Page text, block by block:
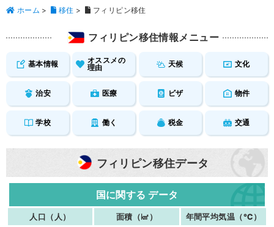
ホーム > 移住 > フィリピン移住
フィリピン移住情報メニュー
基本情報 オススメの
理由 天候 文化
治安 医療 ビザ 物件
学校 働く 税金 交通
フィリピン移住データ
国に関する データ
人口（人） 面積（㎢）
年間平均気温（℃）